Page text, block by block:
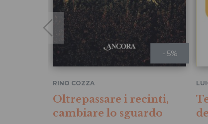
- 5%
RINO COZZA
Oltrepassare i recinti,
cambiare lo sguardo